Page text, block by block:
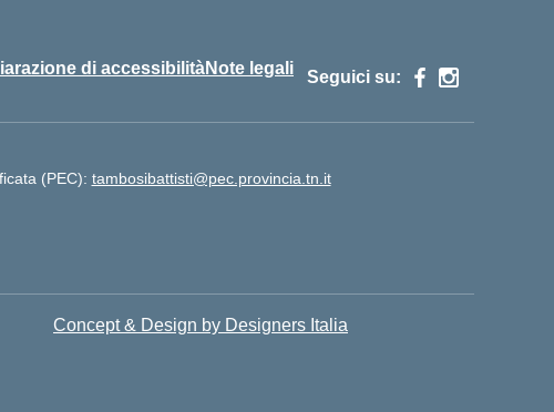
di accessibilitàNote legali Seguici su:
(PEC): tambosibattisti@pec.provincia.tn.it
Concept & Design by Designers Italia